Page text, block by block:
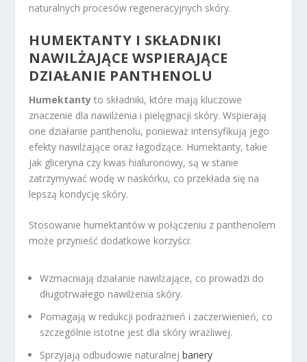
naturalnych procesów regeneracyjnych skóry.
HUMEKTANTY I SKŁADNIKI
NAWILŻAJĄCE WSPIERAJĄCE
DZIAŁANIE PANTHENOLU
Humektanty to składniki, które mają kluczowe
znaczenie dla nawilżenia i pielęgnacji skóry. Wspierają
one działanie panthenolu, ponieważ intensyfikują jego
efekty nawilżające oraz łagodzące. Humektanty, takie
jak gliceryna czy kwas hialuronowy, są w stanie
zatrzymywać wodę w naskórku, co przekłada się na
lepszą kondycję skóry.
Stosowanie humektantów w połączeniu z panthenolem
może przynieść dodatkowe korzyści:
Wzmacniają działanie nawilżające, co prowadzi do
długotrwałego nawilżenia skóry.
Pomagają w redukcji podrażnień i zaczerwienień, co
szczególnie istotne jest dla skóry wrażliwej.
Sprzyjają odbudowie naturalnejbariery